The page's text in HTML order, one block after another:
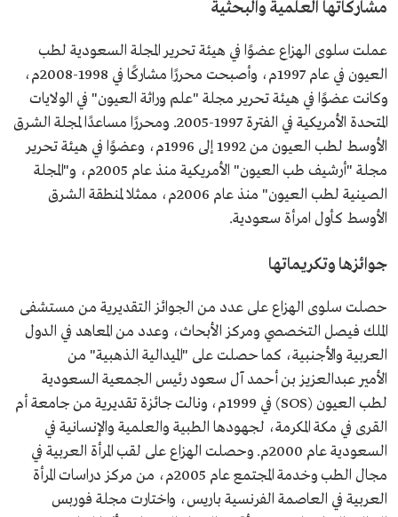
مشاركاتها العلمية والبحثية
عملت سلوى الهزاع عضوًا في هيئة تحرير المجلة السعودية لطب
العيون في عام 1997م، وأصبحت محررًا مشاركًا في 1998-2008م،
وكانت عضوًا في هيئة تحرير مجلة "علم وراثة العيون" في الولايات
المتحدة الأمريكية في الفترة 1997-2005. ومحررًا مساعدًا لمجلة الشرق
الأوسط لطب العيون من 1992 إلى 1996م، وعضوًا في هيئة تحرير
مجلة "أرشيف طب العيون" الأمريكية منذ عام 2005م، و"المجلة
الصينية لطب العيون" منذ عام 2006م، ممثلا لمنطقة الشرق
الأوسط كأول امرأة سعودية.
جوائزها وتكريماتها
حصلت سلوى الهزاع على عدد من الجوائز التقديرية من مستشفى
الملك فيصل التخصصي ومركز الأبحاث، وعدد من المعاهد في الدول
العربية والأجنبية، كما حصلت على "الميدالية الذهبية" من
الأمير عبدالعزيز بن أحمد آل سعود رئيس الجمعية السعودية
لطب العيون (SOS) في 1999م، ونالت جائزة تقديرية من جامعة أم
القرى في مكة المكرمة، لجهودها الطبية والعلمية والإنسانية في
السعودية عام 2000م. وحصلت الهزاع على لقب المرأة العربية في
مجال الطب وخدمة المجتمع عام 2005م، من مركز دراسات المرأة
العربية في العاصمة الفرنسية باريس، واختارت مجلة فوربس